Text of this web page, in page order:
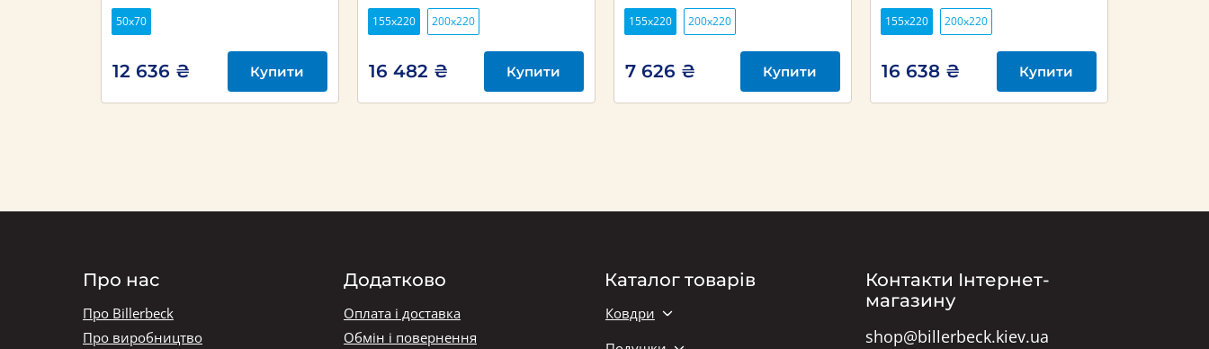
50х70
12 636 ₴ Купити
155x220 200х220
16 482 ₴ Купити
155x220 200х220
7 626 ₴ Купити
155x220 200х220
16 638 ₴ Купити
Каталог товарів
Ковдри
Про нас
Про Billerbeck
Про виробництво
Додатково
Оплата і доставка
Обмін і повернення
Контакти Інтернет-
магазину
shop@billerbeck.kiev.ua